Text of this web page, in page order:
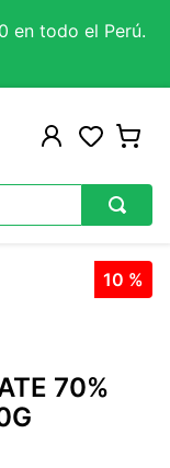
en todo el Perú.
10 %
70%